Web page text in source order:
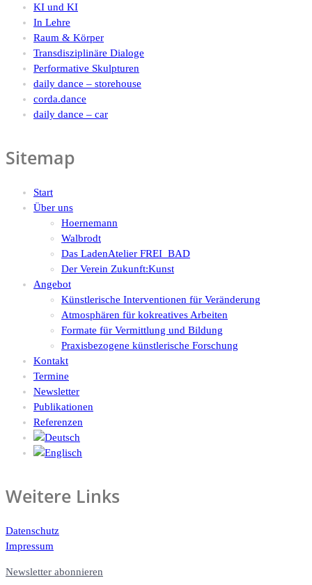
KI und KI
In Lehre
Raum & Körper
Transdisziplinäre Dialoge
Performative Skulpturen
daily dance – storehouse
corda.dance
daily dance – car
Sitemap
Start
Über uns
Hoernemann
Walbrodt
Das LadenAtelier FREI_BAD
Der Verein Zukunft:Kunst
Angebot
Künstlerische Interventionen für Veränderung
Atmosphären für kokreatives Arbeiten
Formate für Vermittlung und Bildung
Praxisbezogene künstlerische Forschung
Kontakt
Termine
Newsletter
Publikationen
Referenzen
Weitere Links
Datenschutz
Impressum
Newsletter abonnieren